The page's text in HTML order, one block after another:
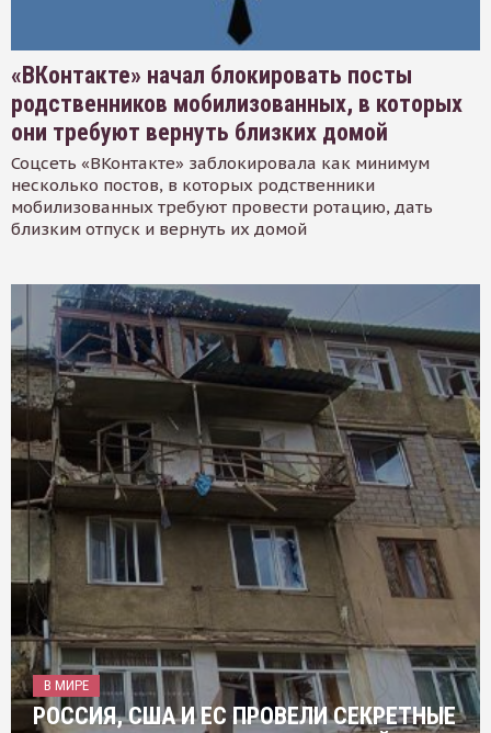
«ВКонтакте» начал блокировать посты
родственников мобилизованных, в которых
они требуют вернуть близких домой
Соцсеть «ВКонтакте» заблокировала как минимум
несколько постов, в которых родственники
мобилизованных требуют провести ротацию, дать
близким отпуск и вернуть их домой
В МИРЕ
РОССИЯ, США И ЕС ПРОВЕЛИ СЕКРЕТНЫЕ